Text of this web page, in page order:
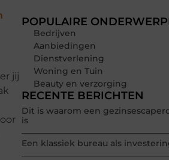
jij
POPULAIRE
Bedrijven
Aanbiedingen
Dienstverlening
Woning en Tuin
Beauty en verzorging
RECENTE BERICHTEN
Dit is waarom een
is
Een klassiek bureau als